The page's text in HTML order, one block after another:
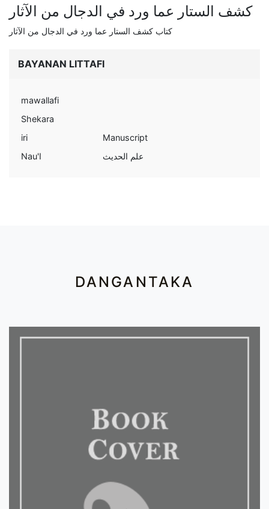
كشف الستار عما ورد في الدجال من الآثار
كتاب كشف الستار عما ورد في الدجال من الآثار
BAYANAN LITTAFI
mawallafi
Shekara
iri
Manuscript
Nau'I
علم الحديث
DANGANTAKA